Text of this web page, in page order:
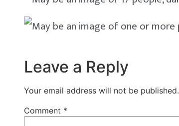
Leave a Reply
Your email address will not be published.
Comment *